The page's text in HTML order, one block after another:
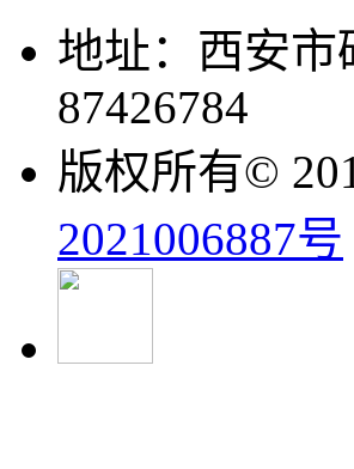
地址：西安市
87426784
版权所有©
2021006887号